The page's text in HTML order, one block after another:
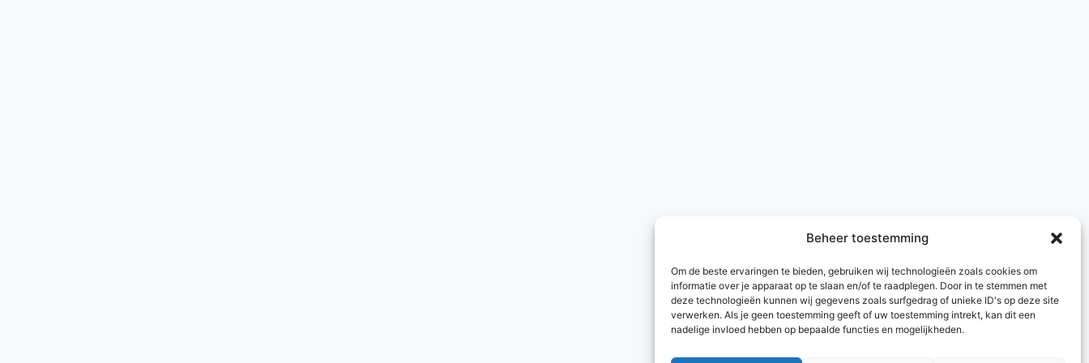
Beheer toestemming
Om de beste ervaringen te bieden, gebruiken wij technologieën zoals cookies om
informatie over je apparaat op te slaan en/of te raadplegen. Door in te stemmen met
deze technologieën kunnen wij gegevens zoals surfgedrag of unieke ID's op deze site
verwerken. Als je geen toestemming geeft of uw toestemming intrekt, kan dit een
nadelige invloed hebben op bepaalde functies en mogelijkheden.